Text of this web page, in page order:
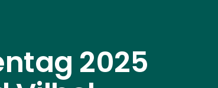
2025
Wortabstand verkleinern
Zeilenabstand vergrößern